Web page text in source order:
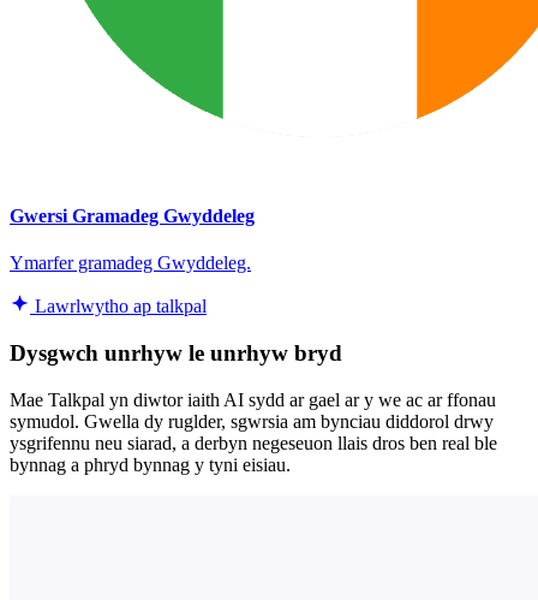
Gwersi Gramadeg Gwyddeleg
Ymarfer gramadeg Gwyddeleg.
Lawrlwytho ap talkpal
Dysgwch unrhyw le unrhyw bryd
Mae Talkpal yn diwtor iaith AI sydd ar gael ar y we ac ar ffonau
symudol. Gwella dy ruglder, sgwrsia am bynciau diddorol drwy
ysgrifennu neu siarad, a derbyn negeseuon llais dros ben real ble
bynnag a phryd bynnag y tyni eisiau.